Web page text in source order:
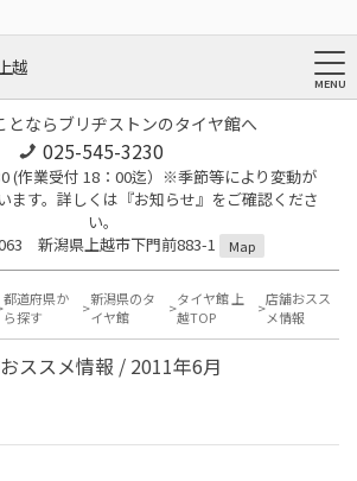
越
とならブリヂストンのタイヤ館へ
025-545-3230
(作業受付 18：00迄）※季節等により変動が
ます。詳しくは『お知らせ』をご確認くださ
い。
新潟県上越市下門前883-1
Map
都道府県か
ら探す
新潟県のタ
イヤ館
タイヤ館 上
越TOP
店舗おスス
メ情報
ススメ情報 / 2011年6月